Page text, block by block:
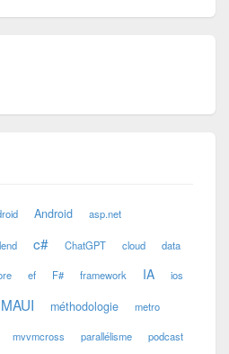
Android asp.net
c# ChatGPT cloud data
ef F# framework IA ios
MAUI méthodologie metro
mvvmcross parallélisme podcast